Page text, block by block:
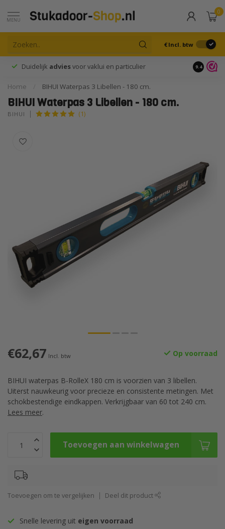
MENU
0
€ Incl. btw
Duidelijk adviesvoor vaklui en particulier 9.4
Home BIHUI Waterpas 3 Libellen - 180 cm.
BIHUI Waterpas 3 Libellen - 180 cm.
BIHUI (1)
€62,67 Incl. btw Op voorraad
BIHUI waterpas B-RolleX 180 cm is voorzien van 3 libellen.
Uiterst nauwkeurig voor precieze en consistente metingen. Met
schokbestendige eindkappen. Verkrijgbaar van 60 tot 240 cm.
Lees meer.
Toevoegen aan winkelwagen
Toevoegen om te vergelijken Deel dit product
Snelle levering uit eigen voorraad